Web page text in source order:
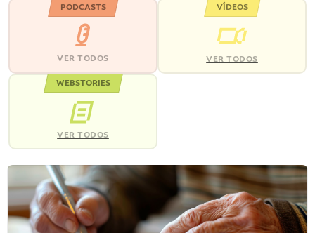
PODCASTS
VER TODOS
VÍDEOS
VER TODOS
WEBSTORIES
VER TODOS